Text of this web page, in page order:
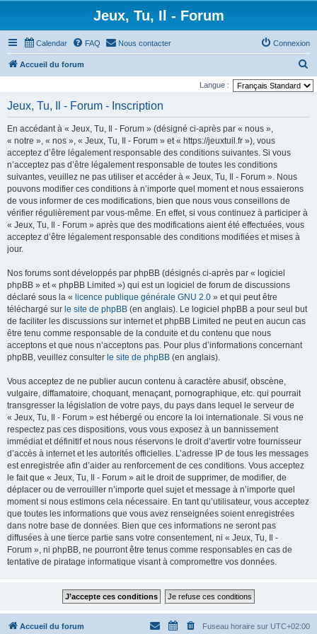
Jeux, Tu, Il - Forum
Calendar FAQ Nous contacter Connexion
Accueil du forum
e
Langue :
Jeux, Tu, Il - Forum - Inscription
En accédant à « Jeux, Tu, Il - Forum » (désigné ci-après par « nous »,
« notre », « nos », « Jeux, Tu, Il - Forum » et « https://jeuxtuil.fr »), vous
acceptez d’être légalement responsable des conditions suivantes. Si vous
n’acceptez pas d’être légalement responsable de toutes les conditions
suivantes, veuillez ne pas utiliser et accéder à « Jeux, Tu, Il - Forum ». Nous
pouvons modifier ces conditions à n’importe quel moment et nous essaierons
de vous informer de ces modifications, bien que nous vous conseillons de
vérifier régulièrement par vous-même. En effet, si vous continuez à participer à
« Jeux, Tu, Il - Forum » après que des modifications aient été effectuées, vous
acceptez d’être légalement responsable des conditions modifiées et mises à
jour.
Nos forums sont développés par phpBB (désignés ci-après par « logiciel
phpBB » et « phpBB Limited ») qui est un logiciel de forum de discussions
déclaré sous la « licence publique générale GNU 2.0 » et qui peut être
téléchargé sur le site de phpBB (en anglais). Le logiciel phpBB a pour seul but
de faciliter les discussions sur internet et phpBB Limited ne peut en aucun cas
être tenu comme responsable de la conduite et du contenu que nous
acceptons et que nous n’acceptons pas. Pour plus d’informations concernant
phpBB, veuillez consulter le site de phpBB (en anglais).
Vous acceptez de ne publier aucun contenu à caractère abusif, obscène,
vulgaire, diffamatoire, choquant, menaçant, pornographique, etc. qui pourrait
transgresser la législation de votre pays, du pays dans lequel le serveur de
« Jeux, Tu, Il - Forum » est hébergé ou encore la loi internationale. Si vous ne
respectez pas ces dispositions, vous vous exposez à un bannissement
immédiat et définitif et nous nous réservons le droit d’avertir votre fournisseur
d’accès à internet et les autorités officielles. L’adresse IP de tous les messages
est enregistrée afin d’aider au renforcement de ces conditions. Vous acceptez
le fait que « Jeux, Tu, Il - Forum » ait le droit de supprimer, de modifier, de
déplacer ou de verrouiller n’importe quel sujet et message à n’importe quel
moment si nous estimons cela nécessaire. En tant qu’utilisateur, vous acceptez
que toutes les informations que vous avez renseignées soient enregistrées
dans notre base de données. Bien que ces informations ne seront pas
diffusées à une tierce partie sans votre consentement, ni « Jeux, Tu, Il -
Forum », ni phpBB, ne pourront être tenus comme responsables en cas de
tentative de piratage informatique visant à compromettre vos données.
Accueil du forum Fuseau horaire sur UTC+02:00